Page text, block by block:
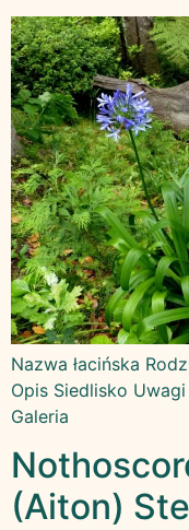
Nazwa łacińska
Opis Siedlisko
Galeria
(Aiton)